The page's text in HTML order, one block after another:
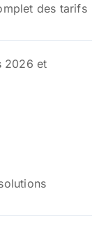
des tarifs
2026 et